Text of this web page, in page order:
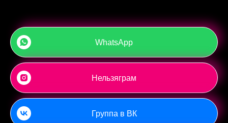
WhatsApp
Нельзяграм
Группа в ВК